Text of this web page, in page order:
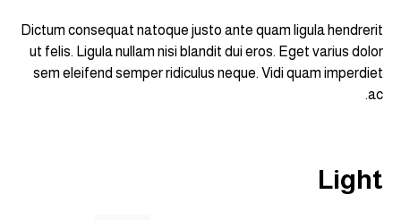
Dictum consequat natoque justo ante quam ligula hendrerit
ut felis. Ligula nullam nisi blandit dui eros. Eget varius dolor
sem eleifend semper ridiculus neque. Vidi quam imperdiet
ac.
Light